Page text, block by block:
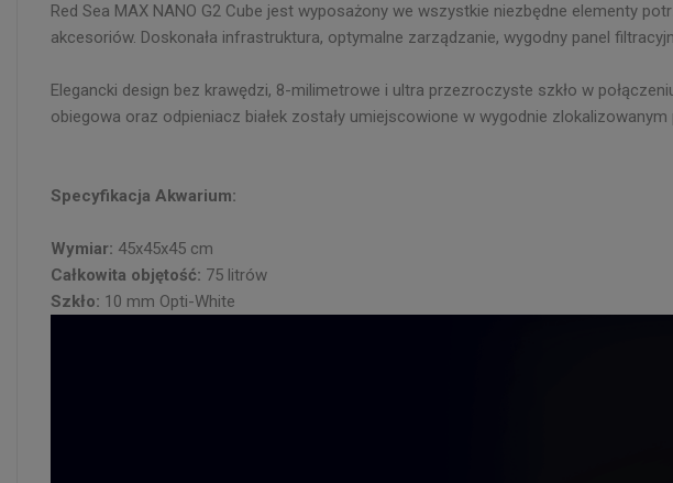
Red Sea MAX NANO G2 Cube jest wyposażony we wszystkie niezbędne elementy
akcesoriów. Doskonała infrastruktura, optymalne zarządzanie, wygodny panel
Elegancki design bez krawędzi, 8-milimetrowe i ultra przezroczyste szkło w
obiegowa oraz odpieniacz białek zostały umiejscowione w wygodnie
Specyfikacja Akwarium:
Wymiar: 45x45x45 cm
Całkowita objętość: 75 litrów
Szkło: 10 mm Opti-White